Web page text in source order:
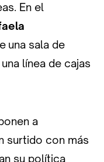
En el
una sala de
línea de cajas
a
surtido con más
su política